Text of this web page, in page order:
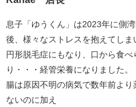
息子「ゆうくん」は2023年に側
後、様々なストレスを抱えてしま
円形脱毛症にもなり、口から食べ
り・・・経管栄養になりました。
腸は原因不明の病気で数年前より
ないのに加え